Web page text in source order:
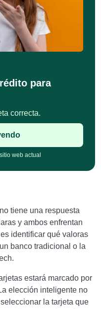
para
correcta.
web actual
tiene una respuesta
y ambos enfrentan
identificar qué valoras
banco tradicional o la
estará marcado por
elección inteligente no
la tarjeta que